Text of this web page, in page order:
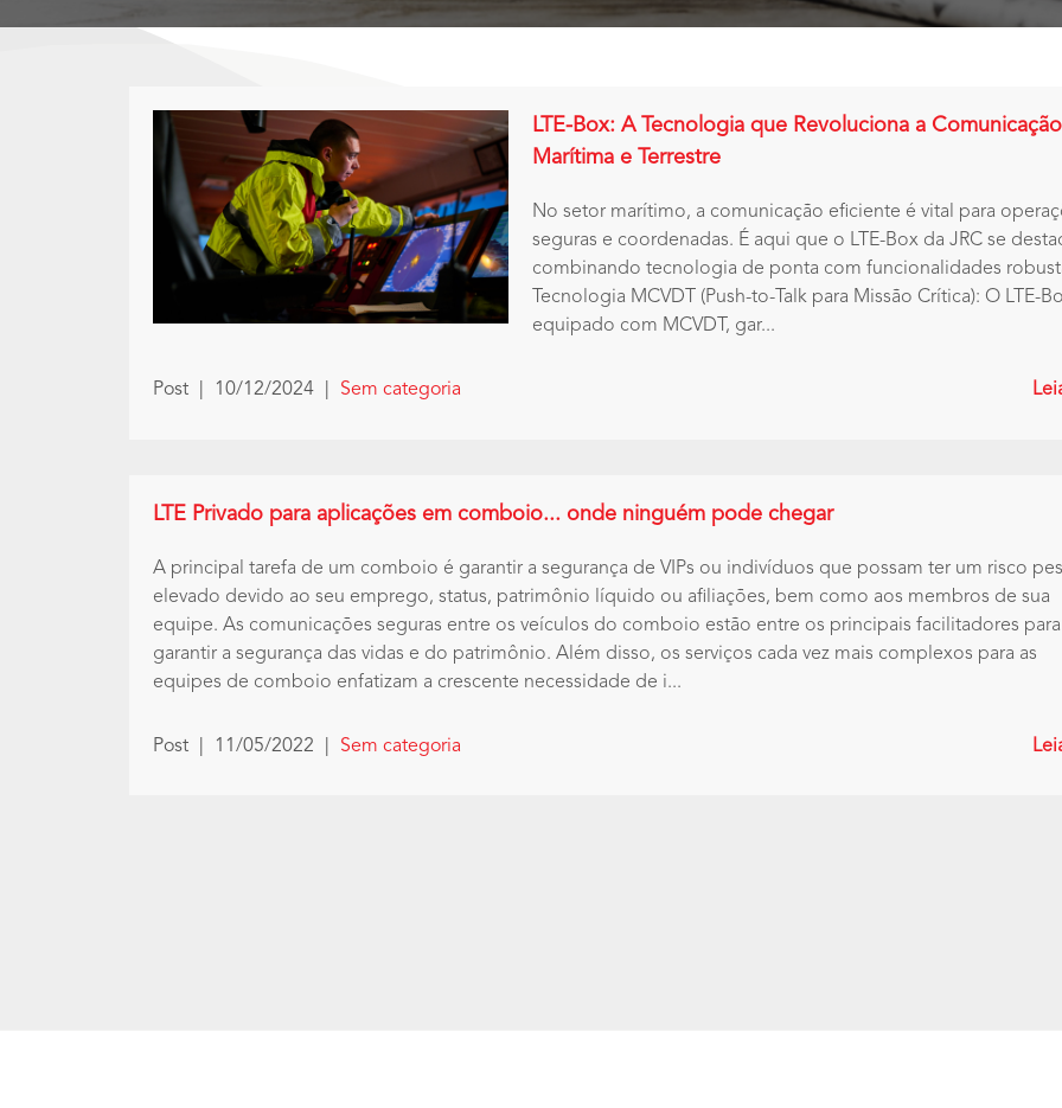
LTE-Box: A Tecnologia que Revoluciona a Comunicação
Marítima e Terrestre
No setor marítimo, a comunicação eficiente é vital para
seguras e coordenadas. É aqui que o LTE-Box da JRC se
combinando tecnologia de ponta com funcionalidades
Tecnologia MCVDT (Push-to-Talk para Missão Crítica): O LTE-
equipado com MCVDT, gar...
Post 10/12/2024 Sem categoria
LTE Privado para aplicações em comboio... onde ninguém pode chegar
A principal tarefa de um comboio é garantir a segurança de VIPs ou indivíduos que possam ter um risco
elevado devido ao seu emprego, status, patrimônio líquido ou afiliações, bem como aos membros de sua
equipe. As comunicações seguras entre os veículos do comboio estão entre os principais facilitadores para
garantir a segurança das vidas e do patrimônio. Além disso, os serviços cada vez mais complexos para as
equipes de comboio enfatizam a crescente necessidade de i...
Post 11/05/2022 Sem categoria